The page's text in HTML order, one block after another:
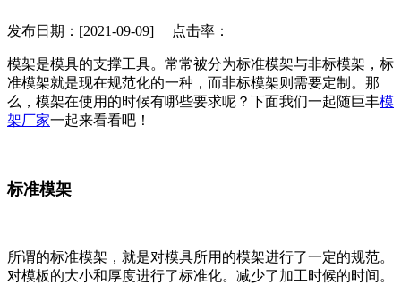
发布日期：[2021-09-09] 点击率：
模架是模具的支撑工具。常常被分为标准模架与非标模架，标
准模架就是现在规范化的一种，而非标模架则需要定制。那
么，模架在使用的时候有哪些要求呢？下面我们一起随巨丰模
架厂家一起来看看吧！
标准模架
所谓的标准模架，就是对模具所用的模架进行了一定的规范。
对模板的大小和厚度进行了标准化。减少了加工时候的时间。